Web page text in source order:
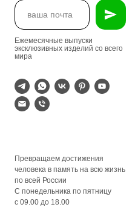
Ежемесячные выпуски
эксклюзивных изделий со всего
мира
Превращаем достижения
человека в память на всю жизнь
по всей России
С понедельника по пятницу
с 09.00 до 18.00